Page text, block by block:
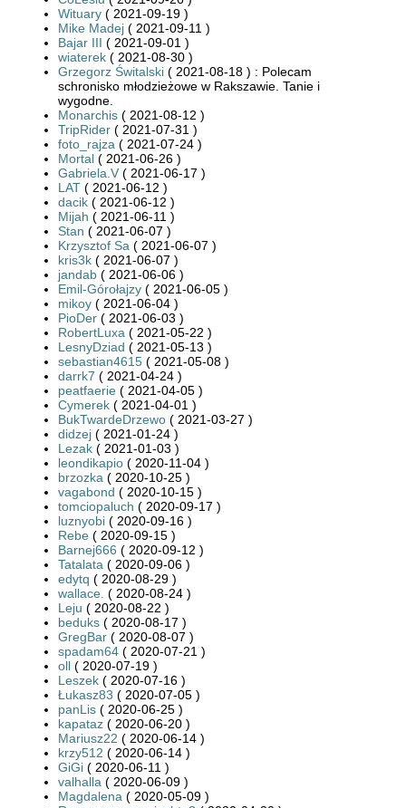
Wituary ( 2021-09-19 )
Mike Madej ( 2021-09-11 )
Bajar III ( 2021-09-01 )
wiaterek ( 2021-08-30 )
Grzegorz Świtalski ( 2021-08-18 ) : Polecam
schronisko młodzieżowe w Rakszawie. Tanie i
wygodne.
Monarchis ( 2021-08-12 )
TripRider ( 2021-07-31 )
foto_rajza ( 2021-07-24 )
Mortal ( 2021-06-26 )
Gabriela.V ( 2021-06-17 )
LAT ( 2021-06-12 )
dacik ( 2021-06-12 )
Mijah ( 2021-06-11 )
Stan ( 2021-06-07 )
Krzysztof Sa ( 2021-06-07 )
kris3k ( 2021-06-07 )
jandab ( 2021-06-06 )
Emil-Górołajzy ( 2021-06-05 )
mikoy ( 2021-06-04 )
PioDer ( 2021-06-03 )
RobertLuxa ( 2021-05-22 )
LesnyDziad ( 2021-05-13 )
sebastian4615 ( 2021-05-08 )
darrk7 ( 2021-04-24 )
peatfaerie ( 2021-04-05 )
Cymerek ( 2021-04-01 )
BukTwardeDrzewo ( 2021-03-27 )
didzej ( 2021-01-24 )
Lezak ( 2021-01-03 )
leondikapio ( 2020-11-04 )
brzozka ( 2020-10-25 )
vagabond ( 2020-10-15 )
tomciopaluch ( 2020-09-17 )
luznyobi ( 2020-09-16 )
Rebe ( 2020-09-15 )
Barnej666 ( 2020-09-12 )
Tatalata ( 2020-09-06 )
edytq ( 2020-08-29 )
wallace. ( 2020-08-24 )
Leju ( 2020-08-22 )
beduks ( 2020-08-17 )
GregBar ( 2020-08-07 )
spadam64 ( 2020-07-21 )
oll ( 2020-07-19 )
Leszek ( 2020-07-16 )
Łukasz83 ( 2020-07-05 )
panLis ( 2020-06-25 )
kapataz ( 2020-06-20 )
Mariusz22 ( 2020-06-14 )
krzy512 ( 2020-06-14 )
GiGi ( 2020-06-11 )
valhalla ( 2020-06-09 )
Magdalena ( 2020-05-09 )